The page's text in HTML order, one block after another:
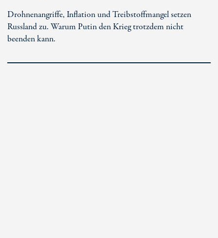
Drohnenangriffe, Inflation und Treibstoffmangel setzen
Russland zu. Warum Putin den Krieg trotzdem nicht
beenden kann.